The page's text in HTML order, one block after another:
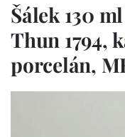
Šálek 130
Thun 1794,
porcelán,